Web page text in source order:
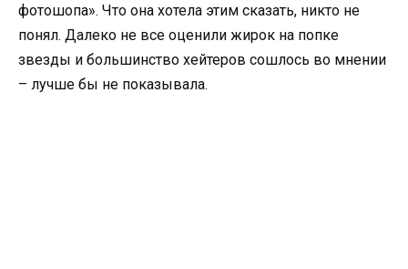
фотошопа». Что она хотела этим сказать, никто не
понял. Далеко не все оценили жирок на попке
звезды и большинство хейтеров сошлось во мнении
– лучше бы не показывала.